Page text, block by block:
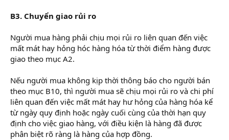
B3. Chuyển giao rủi ro
Người mua hàng phải chịu mọi rủi ro liên quan đến việc
mất mát hay hỏng hóc hàng hóa từ thời điểm hàng được
giao theo mục A2.
Nếu người mua không kịp thời thông báo cho người bán
theo mục B10, thì người mua sẽ chịu mọi rủi ro và chi phí
liên quan đến việc mất mát hay hư hỏng của hàng hóa kể
từ ngày quy định hoặc ngày cuối cùng của thời hạn quy
định cho việc giao hàng, với điều kiện là hàng đã được
phân biệt rõ ràng là hàng của hợp đồng.